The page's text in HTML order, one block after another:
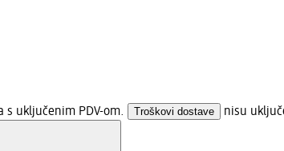
s uključenim PDV-om. Troškovi dostave nisu